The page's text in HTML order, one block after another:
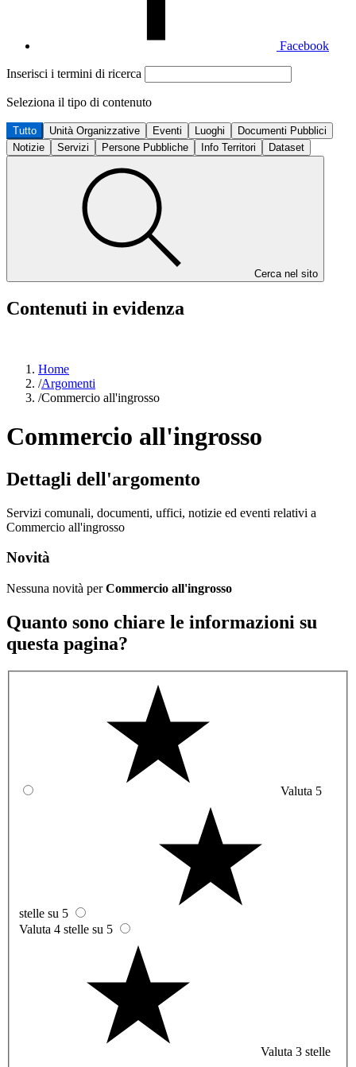
Facebook
Inserisci i termini di ricerca
Seleziona il tipo di contenuto
Tutto Unità Organizzative Eventi Luoghi
Documenti Pubblici
Notizie
Servizi Persone Pubbliche Info Territori Dataset
Cerca nel sito
Contenuti in evidenza
Home
/Argomenti
/Commercio all'ingrosso
Commercio all'ingrosso
Dettagli dell'argomento
Servizi comunali, documenti, uffici, notizie ed eventi relativi a
Commercio all'ingrosso
Novità
Nessuna novità perCommercio all'ingrosso
Quanto sono chiare le informazioni su
questa pagina?
Valuta 5
stelle su 5
Valuta 4 stelle su 5
Valuta 3 stelle